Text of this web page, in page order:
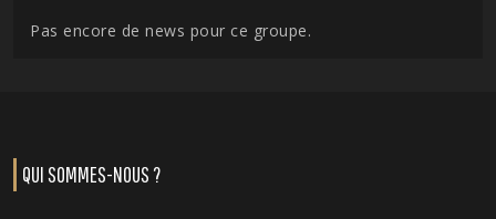
Pas encore de news pour ce groupe.
QUI SOMMES-NOUS ?